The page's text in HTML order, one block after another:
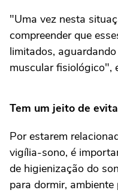
"Uma vez nesta
compreender que
limitados,
muscular fisiológico",
Tem um jeito de
Por estarem
vigília-sono, é
de higienização do
para dormir,